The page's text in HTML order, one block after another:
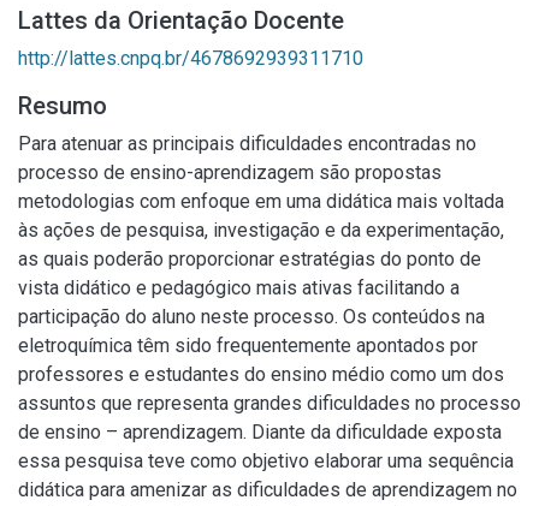
Lattes da Orientação Docente
http://lattes.cnpq.br/4678692939311710
Resumo
Para atenuar as principais dificuldades encontradas no
processo de ensino-aprendizagem são propostas
metodologias com enfoque em uma didática mais voltada
às ações de pesquisa, investigação e da experimentação,
as quais poderão proporcionar estratégias do ponto de
vista didático e pedagógico mais ativas facilitando a
participação do aluno neste processo. Os conteúdos na
eletroquímica têm sido frequentemente apontados por
professores e estudantes do ensino médio como um dos
assuntos que representa grandes dificuldades no processo
de ensino – aprendizagem. Diante da dificuldade exposta
essa pesquisa teve como objetivo elaborar uma sequência
didática para amenizar as dificuldades de aprendizagem no